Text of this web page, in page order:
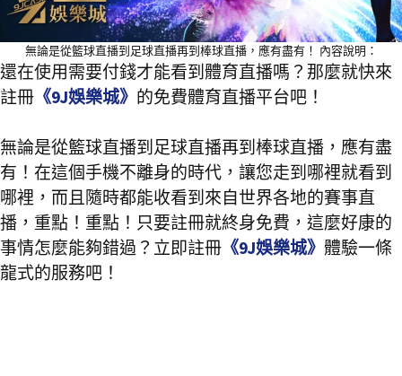
無論是從籃球直播到足球直播再到棒球直播，應有盡有！ 內容說明：
還在使用需要付錢才能看到體育直播嗎？那麼就快來
註冊 《9J娛樂城》 的免費體育直播平台吧！
無論是從籃球直播到足球直播再到棒球直播，應有盡
有！在這個手機不離身的時代，讓您走到哪裡就看到
哪裡，而且隨時都能收看到來自世界各地的賽事直
播，重點！重點！只要註冊就終身免費，這麼好康的
事情怎麼能夠錯過？立即註冊 《9J娛樂城》 體驗一條
龍式的服務吧！